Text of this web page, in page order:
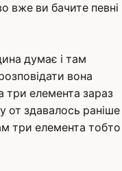
вже ви бачите певні
думає і там
вона
три елемента зараз
от здавалось раніше
три елемента тобто